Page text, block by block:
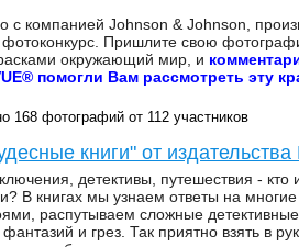
с компанией Johnson & Johnson,
Пришлите свою
окружающий мир, и
помогли Вам рассмотреть эту
168 фотографий от 112 участников
книги" от
детективы, путешествия -
В книгах мы узнаем ответы на
распутываем сложные
и грез. Так приятно взять в